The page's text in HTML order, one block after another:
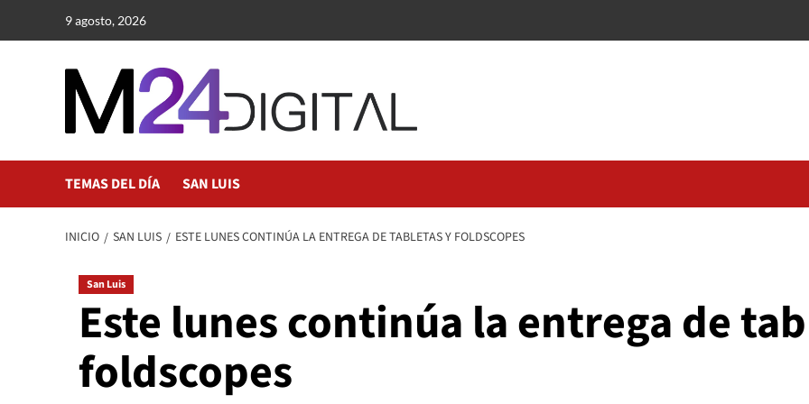
9 agosto, 2026
TEMAS DEL DÍA SAN LUIS
INICIO SAN LUIS ESTE LUNES CONTINÚA LA ENTREGA DE TABLETAS Y FOLDSCOPES
San Luis
Este lunes continúa la entrega de
foldscopes